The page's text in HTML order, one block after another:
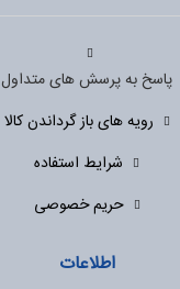
پاسخ به پرسش های متداول
رویه های باز گرداندن کالا
شرایط استفاده
حریم خصوصی
اطلاعات